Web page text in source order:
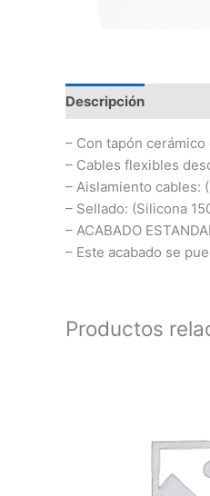
Descripción
– Con tapón
– Cables flexibles
– Aislamiento cables:
– Sellado: (Silicona
– ACABADO
– Este acabado se
Productos